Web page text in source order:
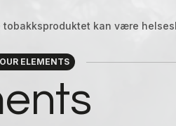
tobakksproduktet kan være
ELEMENTS